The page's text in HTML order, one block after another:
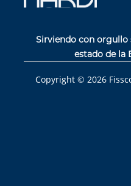
Sirviendo con orgullo
estado de la
Copyright © 2026